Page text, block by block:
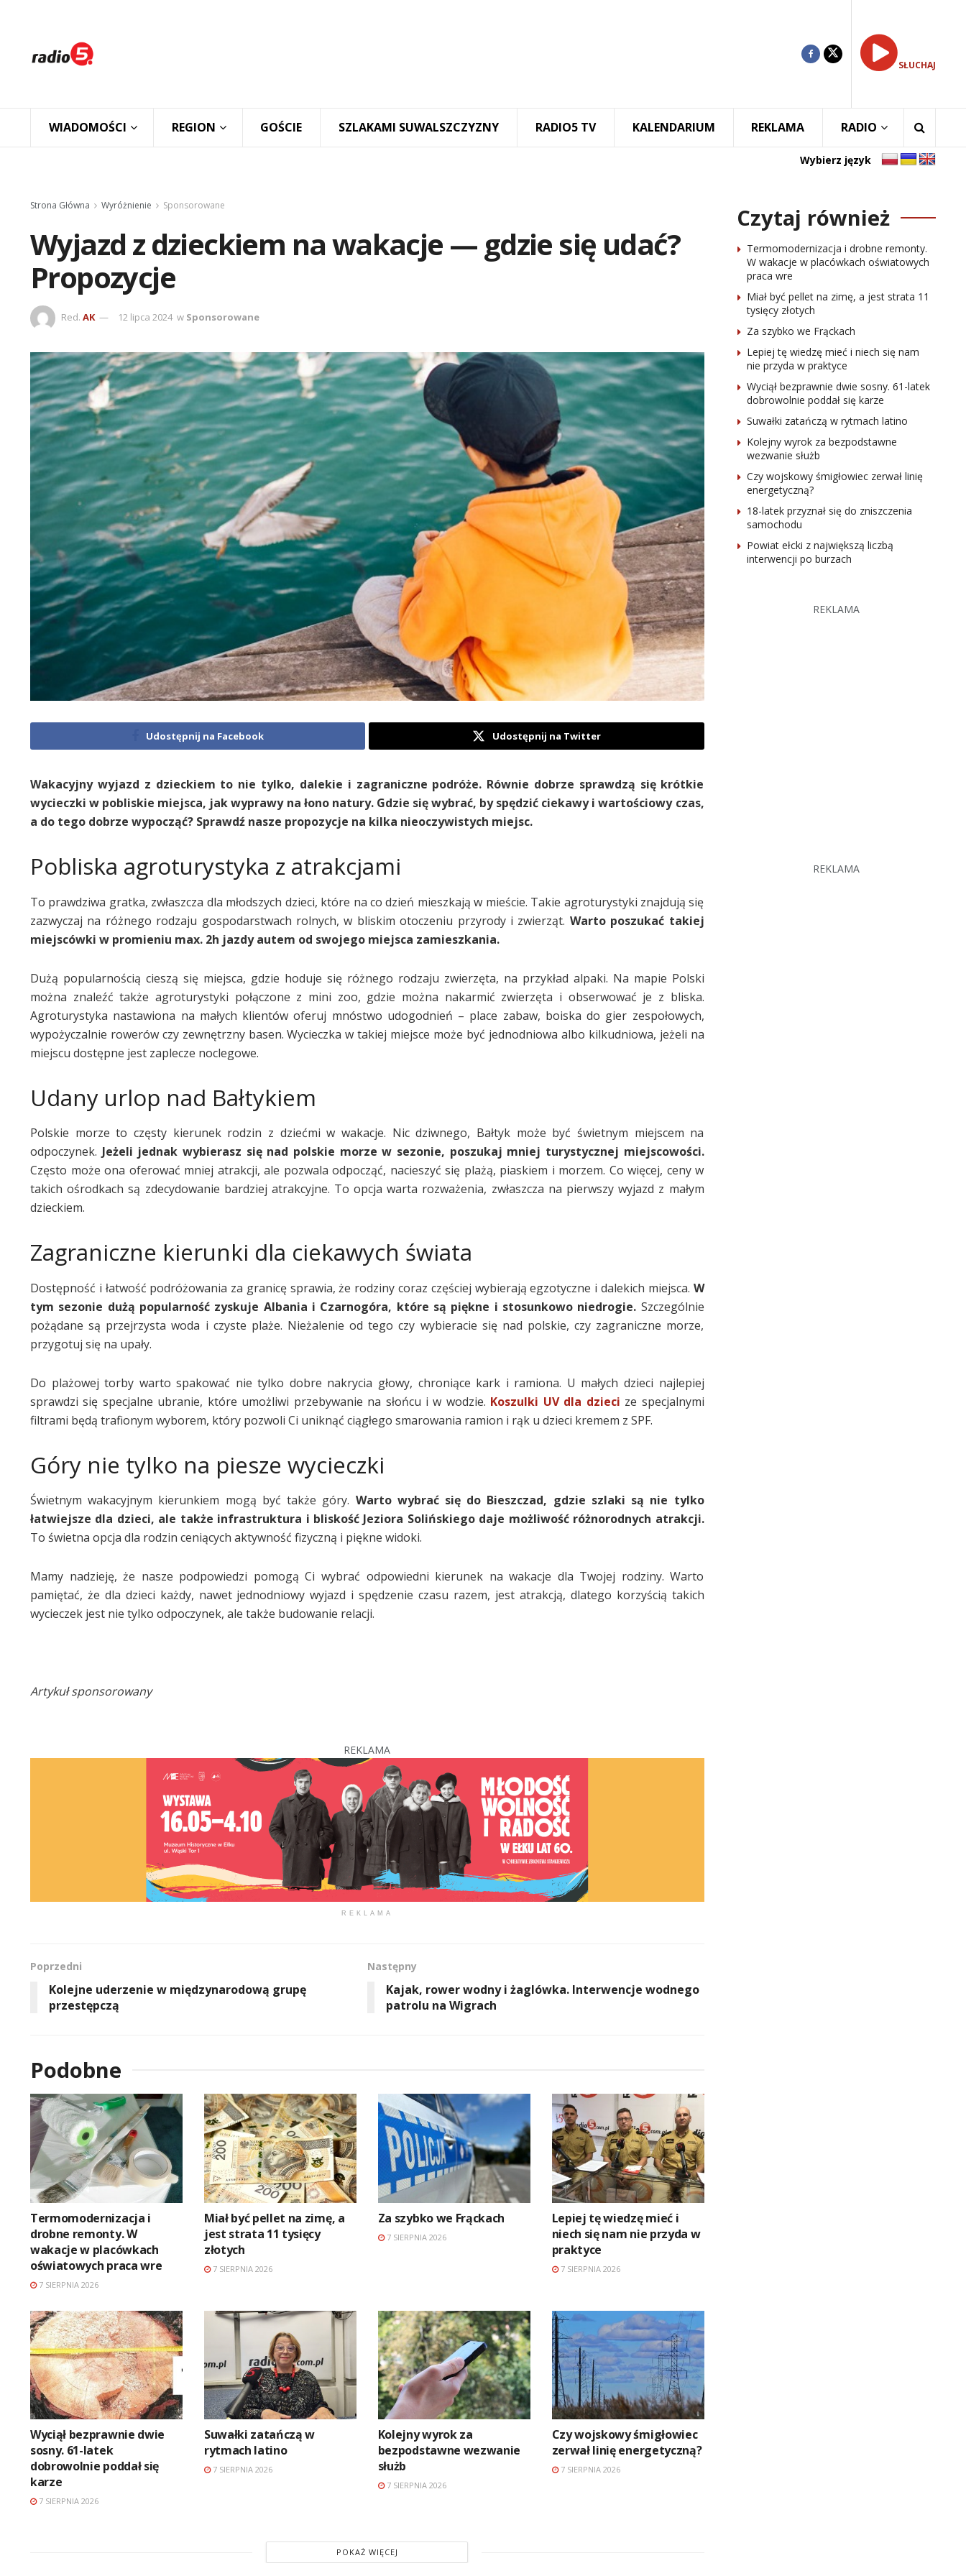
SŁUCHAJ
WIADOMOŚCI REGION GOŚCIE SZLAKAMI SUWALSZCZYZNY RADIO5 TV KALENDARIUM REKLAMA RADIO
Wybierz język
Strona Główna Wyróżnienie Sponsorowane
Wyjazd z dzieckiem na wakacje — gdzie się udać?
Propozycje
Red. AK 12 lipca 2024 w Sponsorowane
Udostępnij na Facebook Udostępnij na Twitter
Wakacyjny wyjazd z dzieckiem to nie tylko, dalekie i zagraniczne podróże. Równie dobrze sprawdzą się krótkie
wycieczki w pobliskie miejsca, jak wyprawy na łono natury. Gdzie się wybrać, by spędzić ciekawy i wartościowy czas,
a do tego dobrze wypocząć? Sprawdź nasze propozycje na kilka nieoczywistych miejsc.
Pobliska agroturystyka z atrakcjami
To prawdziwa gratka, zwłaszcza dla młodszych dzieci, które na co dzień mieszkają w mieście. Takie agroturystyki znajdują się
zazwyczaj na różnego rodzaju gospodarstwach rolnych, w bliskim otoczeniu przyrody i zwierząt. Warto poszukać takiej
miejscówki w promieniu max. 2h jazdy autem od swojego miejsca zamieszkania.
Dużą popularnością cieszą się miejsca, gdzie hoduje się różnego rodzaju zwierzęta, na przykład alpaki. Na mapie Polski
można znaleźć także agroturystyki połączone z mini zoo, gdzie można nakarmić zwierzęta i obserwować je z bliska.
Agroturystyka nastawiona na małych klientów oferuj mnóstwo udogodnień – place zabaw, boiska do gier zespołowych,
wypożyczalnie rowerów czy zewnętrzny basen. Wycieczka w takiej miejsce może być jednodniowa albo kilkudniowa, jeżeli na
miejscu dostępne jest zaplecze noclegowe.
Udany urlop nad Bałtykiem
Polskie morze to częsty kierunek rodzin z dziećmi w wakacje. Nic dziwnego, Bałtyk może być świetnym miejscem na
odpoczynek. Jeżeli jednak wybierasz się nad polskie morze w sezonie, poszukaj mniej turystycznej miejscowości.
Często może ona oferować mniej atrakcji, ale pozwala odpocząć, nacieszyć się plażą, piaskiem i morzem. Co więcej, ceny w
takich ośrodkach są zdecydowanie bardziej atrakcyjne. To opcja warta rozważenia, zwłaszcza na pierwszy wyjazd z małym
dzieckiem.
Zagraniczne kierunki dla ciekawych świata
Dostępność i łatwość podróżowania za granicę sprawia, że rodziny coraz częściej wybierają egzotyczne i dalekich miejsca. W
tym sezonie dużą popularność zyskuje Albania i Czarnogóra, które są piękne i stosunkowo niedrogie. Szczególnie
pożądane są przejrzysta woda i czyste plaże. Nieżalenie od tego czy wybieracie się nad polskie, czy zagraniczne morze,
przygotuj się na upały.
Do plażowej torby warto spakować nie tylko dobre nakrycia głowy, chroniące kark i ramiona. U małych dzieci najlepiej
sprawdzi się specjalne ubranie, które umożliwi przebywanie na słońcu i w wodzie. Koszulki UV dla dzieci ze specjalnymi
filtrami będą trafionym wyborem, który pozwoli Ci uniknąć ciągłego smarowania ramion i rąk u dzieci kremem z SPF.
Góry nie tylko na piesze wycieczki
Świetnym wakacyjnym kierunkiem mogą być także góry. Warto wybrać się do Bieszczad, gdzie szlaki są nie tylko
łatwiejsze dla dzieci, ale także infrastruktura i bliskość Jeziora Solińskiego daje możliwość różnorodnych atrakcji.
To świetna opcja dla rodzin ceniących aktywność fizyczną i piękne widoki.
Mamy nadzieję, że nasze podpowiedzi pomogą Ci wybrać odpowiedni kierunek na wakacje dla Twojej rodziny. Warto
pamiętać, że dla dzieci każdy, nawet jednodniowy wyjazd i spędzenie czasu razem, jest atrakcją, dlatego korzyścią takich
wycieczek jest nie tylko odpoczynek, ale także budowanie relacji.
Artykuł sponsorowany
REKLAMA
REKLAMA
Poprzedni
Kolejne uderzenie w międzynarodową grupę
przestępczą
Następny
Kajak, rower wodny i żaglówka. Interwencje wodnego
patrolu na Wigrach
Podobne
Termomodernizacja i
drobne remonty. W
wakacje w placówkach
oświatowych praca wre
7 SIERPNIA 2026
Miał być pellet na zimę, a
jest strata 11 tysięcy
złotych
7 SIERPNIA 2026
Za szybko we Frąckach
7 SIERPNIA 2026
Lepiej tę wiedzę mieć i
niech się nam nie przyda w
praktyce
7 SIERPNIA 2026
Wyciął bezprawnie dwie
sosny. 61-latek
dobrowolnie poddał się
karze
7 SIERPNIA 2026
Suwałki zatańczą w
rytmach latino
7 SIERPNIA 2026
Kolejny wyrok za
bezpodstawne wezwanie
służb
7 SIERPNIA 2026
Czy wojskowy śmigłowiec
zerwał linię energetyczną?
7 SIERPNIA 2026
POKAŻ WIĘCEJ
Czytaj również
Termomodernizacja i drobne remonty.
W wakacje w placówkach oświatowych
praca wre
Miał być pellet na zimę, a jest strata 11
tysięcy złotych
Za szybko we Frąckach
Lepiej tę wiedzę mieć i niech się nam
nie przyda w praktyce
Wyciął bezprawnie dwie sosny. 61-latek
dobrowolnie poddał się karze
Suwałki zatańczą w rytmach latino
Kolejny wyrok za bezpodstawne
wezwanie służb
Czy wojskowy śmigłowiec zerwał linię
energetyczną?
18-latek przyznał się do zniszczenia
samochodu
Powiat ełcki z największą liczbą
interwencji po burzach
REKLAMA
REKLAMA